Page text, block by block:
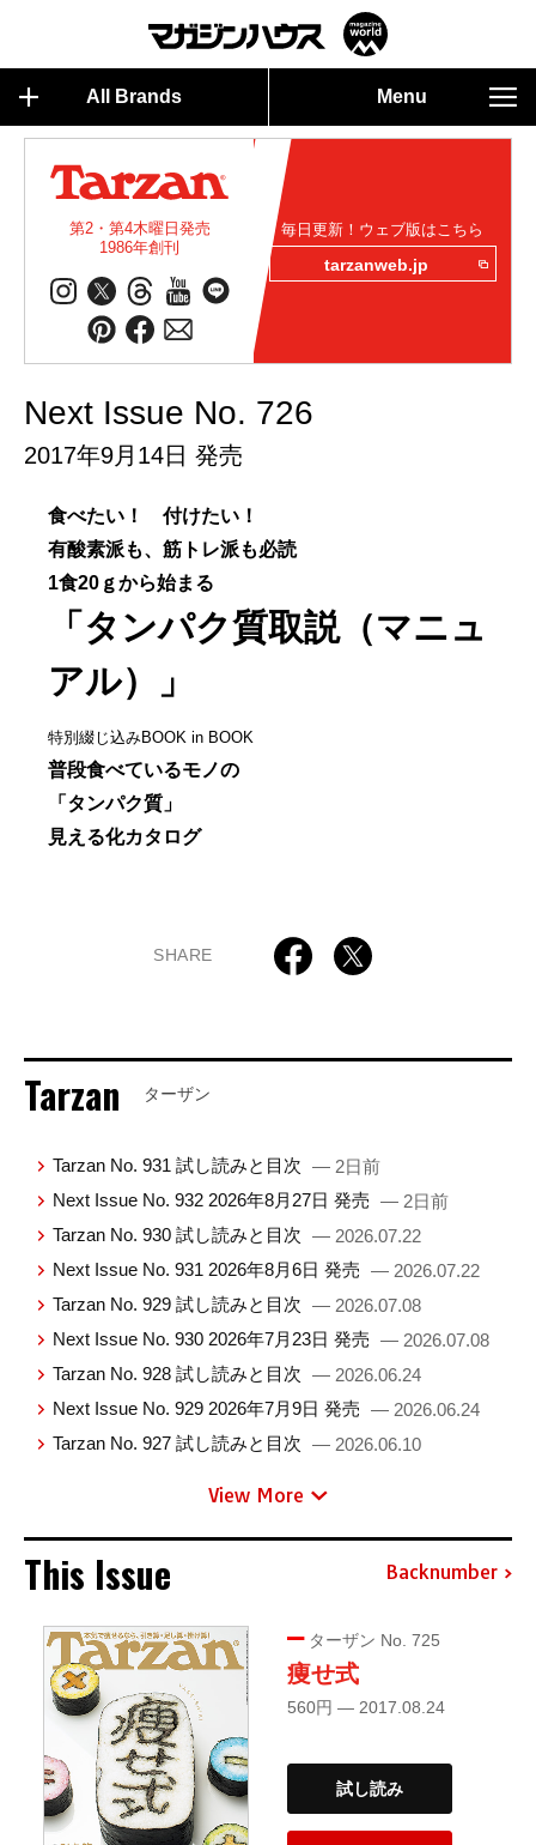
All Brands Menu
第2・第4木曜日発売
1986年創刊
毎日更新！ウェブ版はこちら
tarzanweb.jp
Next Issue No. 726
2017年9月14日 発売
食べたい！ 付けたい！
有酸素派も、筋トレ派も必読
1食20ｇから始まる
「タンパク質取説（マニュ
アル）」
特別綴じ込みBOOK in BOOK
普段食べているモノの
「タンパク質」
見える化カタログ
SHARE
Tarzan ターザン
Tarzan No. 931 試し読みと目次 — 2日前
Next Issue No. 932 2026年8月27日 発売 — 2日前
Tarzan No. 930 試し読みと目次 — 2026.07.22
Next Issue No. 931 2026年8月6日 発売 — 2026.07.22
Tarzan No. 929 試し読みと目次 — 2026.07.08
Next Issue No. 930 2026年7月23日 発売 — 2026.07.08
Tarzan No. 928 試し読みと目次 — 2026.06.24
Next Issue No. 929 2026年7月9日 発売 — 2026.06.24
Tarzan No. 927 試し読みと目次 — 2026.06.10
View More
This Issue Backnumber
ターザン No. 725
痩せ式
560円 — 2017.08.24
試し読み